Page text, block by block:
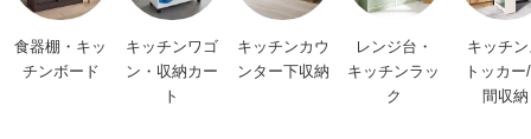
食器棚・キッ
チンボード
キッチンワゴ
ン・収納カー
ト
キッチンカウ
ンター下収納
レンジ台・
キッチンラッ
ク
キッチ
トッカー
間収納